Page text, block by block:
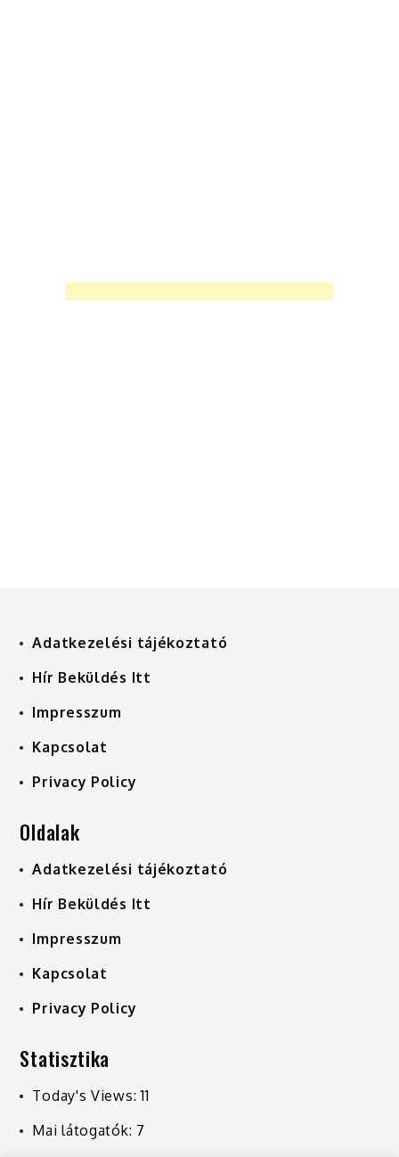
Adatkezelési tájékoztató
Hír Beküldés Itt
Impresszum
Kapcsolat
Privacy Policy
Oldalak
Adatkezelési tájékoztató
Hír Beküldés Itt
Impresszum
Kapcsolat
Privacy Policy
Statisztika
Today's Views:11
Mai látogatók: 7